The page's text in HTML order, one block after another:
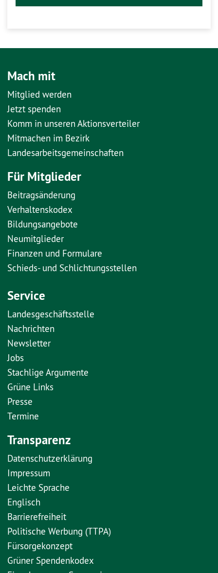
Mach mit
Mitglied werden
Jetzt spenden
Komm in unseren Aktionsverteiler
Mitmachen im Bezirk
Landesarbeitsgemeinschaften
Für Mitglieder
Beitragsänderung
Verhaltenskodex
Bildungsangebote
Neumitglieder
Finanzen und Formulare
Schieds- und Schlichtungsstellen
Service
Landesgeschäftsstelle
Nachrichten
Newsletter
Jobs
Stachlige Argumente
Grüne Links
Presse
Termine
Transparenz
Datenschutzerklärung
Impressum
Leichte Sprache
Englisch
Barrierefreiheit
Politische Werbung (TTPA)
Fürsorgekonzept
Grüner Spendenkodex